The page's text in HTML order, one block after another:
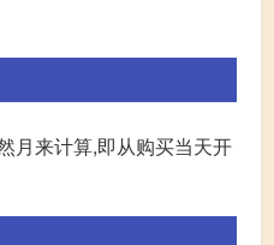
月来计算,即从购买当天开